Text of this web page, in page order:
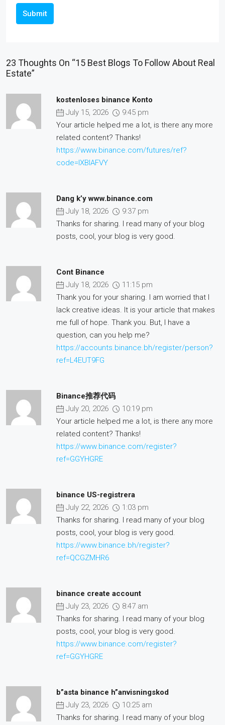
Submit
23 Thoughts On “15 Best Blogs To Follow About Real
Estate”
kostenloses binance Konto
July 15, 2026
9:45 pm
Your article helped me a lot, is there any more
related content? Thanks!
https://www.binance.com/futures/ref?
code=IXBIAFVY
Dang k’y www.binance.com
July 18, 2026
9:37 pm
Thanks for sharing. I read many of your blog
posts, cool, your blog is very good.
Cont Binance
July 18, 2026
11:15 pm
Thank you for your sharing. I am worried that I
lack creative ideas. It is your article that makes
me full of hope. Thank you. But, I have a
question, can you help me?
https://accounts.binance.bh/register/person?
ref=L4EUT9FG
Binance推荐代码
July 20, 2026
10:19 pm
Your article helped me a lot, is there any more
related content? Thanks!
https://www.binance.com/register?
ref=GGYHGRE
binance US-registrera
July 22, 2026
1:03 pm
Thanks for sharing. I read many of your blog
posts, cool, your blog is very good.
https://www.binance.bh/register?
ref=QCGZMHR6
binance create account
July 23, 2026
8:47 am
Thanks for sharing. I read many of your blog
posts, cool, your blog is very good.
https://www.binance.com/register?
ref=GGYHGRE
b”asta binance h”anvisningskod
July 23, 2026
10:25 am
Thanks for sharing. I read many of your blog